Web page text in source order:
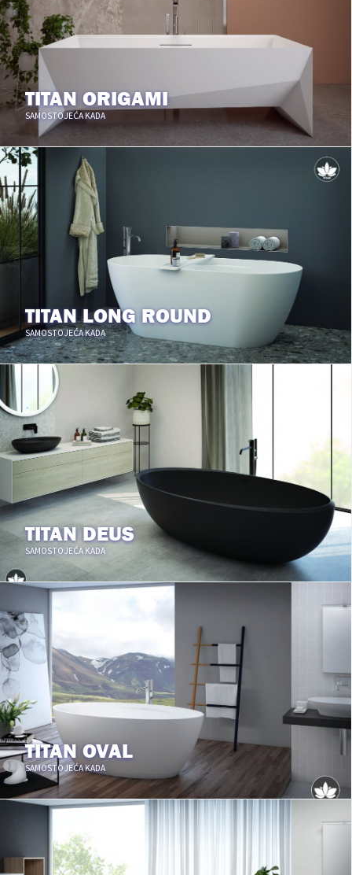
TITAN ORIGAMI
SAMOSTOJEĆA KADA
TITAN LONG ROUND
SAMOSTOJEĆA KADA
TITAN DEUS
SAMOSTOJEĆA KADA
TITAN OVAL
SAMOSTOJEĆA KADA